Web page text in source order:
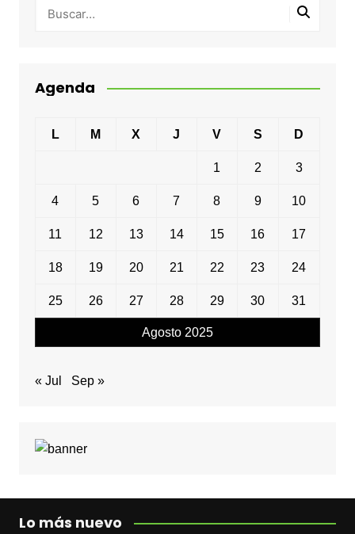
Agenda
Agosto 2025
L M X J V S D
1 2 3
4 5 6 7 8 9 10
11 12 13 14 15 16 17
18 19 20 21 22 23 24
25 26 27 28 29 30 31
« Jul Sep »
Lo más nuevo